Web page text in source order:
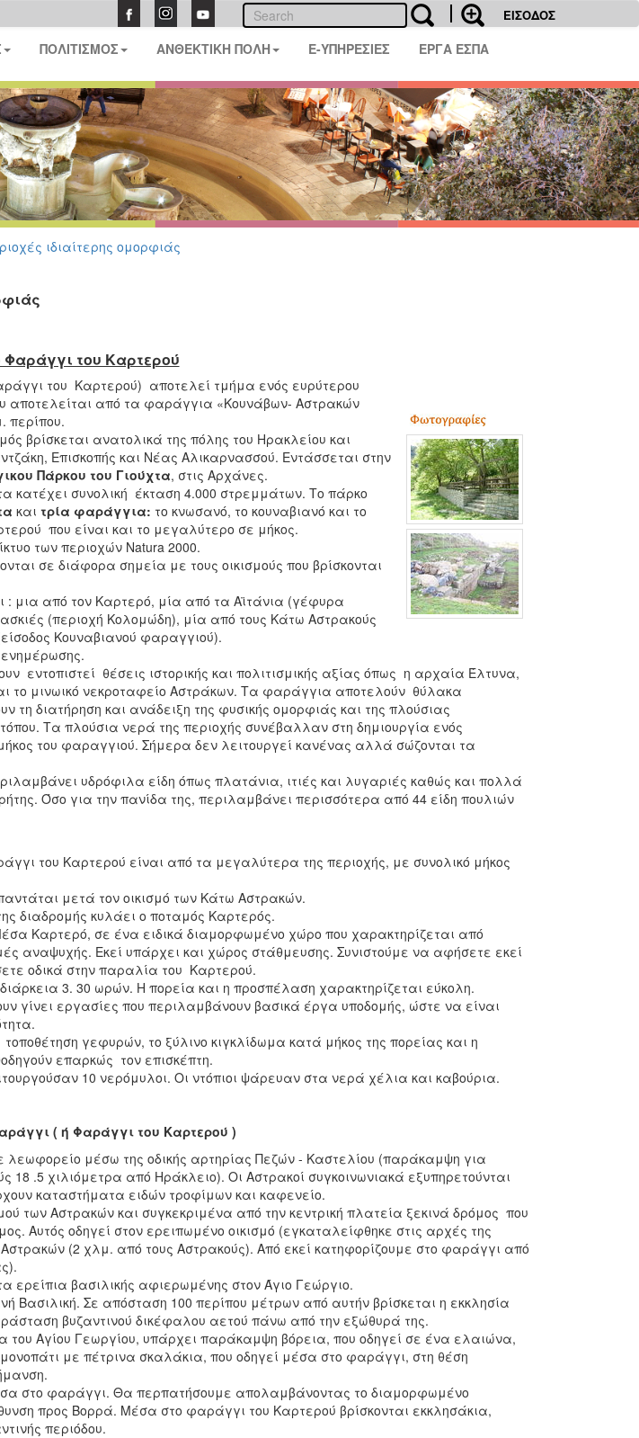
ΕΙΣΟΔΟΣ
ΠΟΛΙΤΙΣΜΟΣ ΑΝΘΕΚΤΙΚΗ ΠΟΛΗ E-ΥΠΗΡΕΣΙΕΣ ΕΡΓΑ ΕΣΠΑ
ιδιαίτερης ομορφιάς
του Καρτερού
του Καρτερού) αποτελεί τμήμα ενός ευρύτερου
αποτελείται από τα φαράγγια «Κουνάβων- Αστρακών
περίπου.
βρίσκεται ανατολικά της πόλης του Ηρακλείου και
Επισκοπής και Νέας Αλικαρνασσού. Εντάσσεται στην
Πάρκου του Γιούχτα, στις Αρχάνες.
κατέχει συνολική έκταση 4.000 στρεμμάτων. Το πάρκο
και τρία φαράγγια: το κνωσανό, το κουναβιανό και το
που είναι και το μεγαλύτερο σε μήκος.
των περιοχών Natura 2000.
σε διάφορα σημεία με τους οικισμούς που βρίσκονται
: μια από τον Καρτερό, μία από τα Αϊτάνια (γέφυρα
(περιοχή Κολομώδη), μία από τους Κάτω Αστρακούς
Κουναβιανού φαραγγιού).
ενημέρωσης.
εντοπιστεί θέσεις ιστορικής και πολιτισμικής αξίας όπως η αρχαία Έλτυνα,
το μινωικό νεκροταφείο Αστράκων. Τα φαράγγια αποτελούν θύλακα
τη διατήρηση και ανάδειξη της φυσικής ομορφιάς και της πλούσιας
τόπου. Τα πλούσια νερά της περιοχής συνέβαλλαν στη δημιουργία ενός
του φαραγγιού. Σήμερα δεν λειτουργεί κανένας αλλά σώζονται τα
υδρόφιλα είδη όπως πλατάνια, ιτιές και λυγαριές καθώς και πολλά
Όσο για την πανίδα της, περιλαμβάνει περισσότερα από 44 είδη πουλιών
του Καρτερού είναι από τα μεγαλύτερα της περιοχής, με συνολικό μήκος
μετά τον οικισμό των Κάτω Αστρακών.
διαδρομής κυλάει ο ποταμός Καρτερός.
Καρτερό, σε ένα ειδικά διαμορφωμένο χώρο που χαρακτηρίζεται από
αναψυχής. Εκεί υπάρχει και χώρος στάθμευσης. Συνιστούμε να αφήσετε εκεί
οδικά στην παραλία του Καρτερού.
3. 30 ωρών. Η πορεία και η προσπέλαση χαρακτηρίζεται εύκολη.
γίνει εργασίες που περιλαμβάνουν βασικά έργα υποδομής, ώστε να είναι
γεφυρών, το ξύλινο κιγκλίδωμα κατά μήκος της πορείας και η
επαρκώς τον επισκέπτη.
10 νερόμυλοι. Οι ντόπιοι ψάρευαν στα νερά χέλια και καβούρια.
( ή Φαράγγι του Καρτερού )
μέσω της οδικής αρτηρίας Πεζών - Καστελίου (παράκαμψη για
18 .5 χιλιόμετρα από Ηράκλειο). Oι Aστρακοί συγκοινωνιακά εξυπηρετούνται
καταστήματα ειδών τροφίμων και καφενείο.
των Αστρακών και συγκεκριμένα από την κεντρική πλατεία ξεκινά δρόμος που
Αυτός οδηγεί στον ερειπωμένο οικισμό (εγκαταλείφθηκε στις αρχές της
(2 χλμ. από τους Αστρακούς). Από εκεί κατηφορίζουμε στο φαράγγι από
ερείπια βασιλικής αφιερωμένης στον Άγιο Γεώργιο.
Βασιλική. Σε απόσταση 100 περίπου μέτρων από αυτήν βρίσκεται η εκκλησία
βυζαντινού δικέφαλου αετού πάνω από την εξώθυρά της.
του Αγίου Γεωργίου, υπάρχει παράκαμψη βόρεια, που οδηγεί σε ένα ελαιώνα,
μονοπάτι με πέτρινα σκαλάκια, που οδηγεί μέσα στο φαράγγι, στη θέση
στο φαράγγι. Θα περπατήσουμε απολαμβάνοντας το διαμορφωμένο
προς Βορρά. Μέσα στο φαράγγι του Καρτερού βρίσκονται εκκλησάκια,
περιόδου.